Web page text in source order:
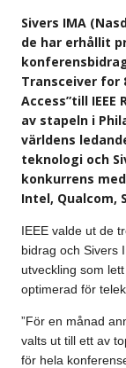
Sivers IMA
de har erhållit
Transceiver for
Access”till IEEE
av stapeln i
världens
teknologi och
konkurrens
Intel, Qualcom,
IEEE valde ut de
bidrag och Sivers
utveckling som
optimerad för
”För en månad
valts ut till ett av
för hela